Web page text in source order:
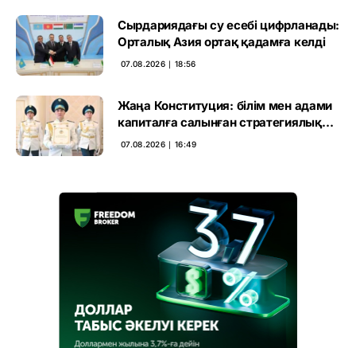
Сырдариядағы су есебі цифрланады:
Орталық Азия ортақ қадамға келді
07.08.2026 ∣ 18:56
Жаңа Конституция: білім мен адами
капиталға салынған стратегиялық
негіз
07.08.2026 ∣ 16:49